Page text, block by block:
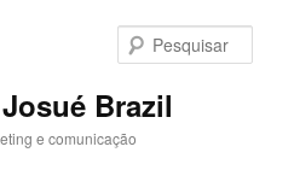
Brazil
e comunicação